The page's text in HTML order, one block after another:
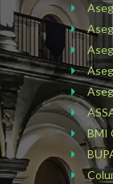
BMI